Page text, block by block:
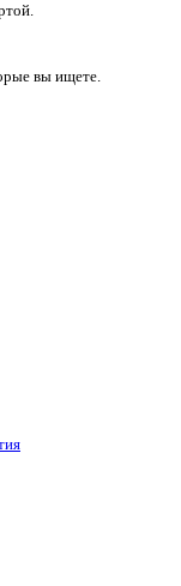
вы ищете.